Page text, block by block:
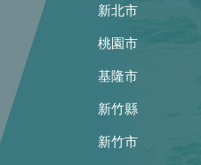
新北市
桃園市
基隆市
新竹縣
新竹市